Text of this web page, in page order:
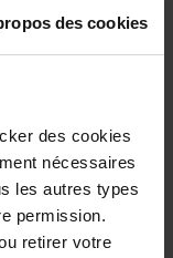
des cookies
des cookies
nécessaires
les autres types
permission.
retirer votre